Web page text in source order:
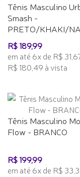
Tênis Masculino
Smash -
PRETO/KHAKI/
R$ 189,99
em até 6x de R$
R$ 180,49 à vista
Tênis Masculino
Flow - BRANCO
R$ 199,99
em até 6x de R$